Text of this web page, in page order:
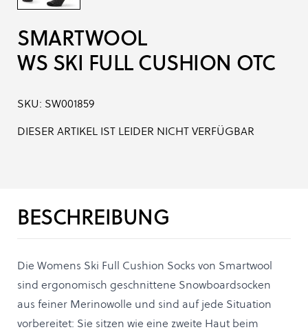
SMARTWOOL
WS SKI FULL CUSHION OTC
SKU: SW001859
DIESER ARTIKEL IST LEIDER NICHT VERFÜGBAR
BESCHREIBUNG
Die Womens Ski Full Cushion Socks von Smartwool
sind ergonomisch geschnittene Snowboardsocken
aus feiner Merinowolle und sind auf jede Situation
vorbereitet: Sie sitzen wie eine zweite Haut beim